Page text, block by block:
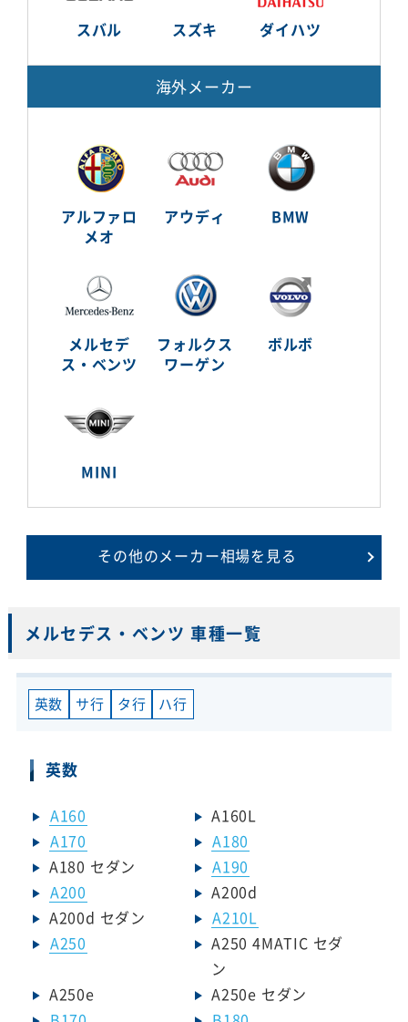
スバル スズキ ダイハツ
海外メーカー
アルファロ
メオ
アウディ BMW
メルセデ
ス・ベンツ
フォルクス
ワーゲン
ボルボ
MINI
その他のメーカー相場を見る
メルセデス・ベンツ 車種一覧
英数 サ行 タ行 ハ行
英数
A160
A160L
A170
A180
A180 セダン
A190
A200
A200d
A200d セダン
A210L
A250
A250 4MATIC セダ
ン
A250e
A250e セダン